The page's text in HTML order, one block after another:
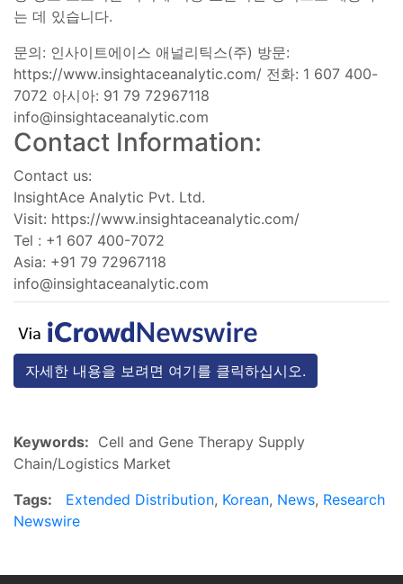
는 데 있습니다.
문의: 인사이트에이스 애널리틱스(주) 방문:
https://www.insightaceanalytic.com/ 전화: 1 607 400-
7072 아시아: 91 79 72967118
info@insightaceanalytic.com
Contact Information:
Contact us:
InsightAce Analytic Pvt. Ltd.
Visit: https://www.insightaceanalytic.com/
Tel : +1 607 400-7072
Asia: +91 79 72967118
info@insightaceanalytic.com
자세한 내용을 보려면 여기를 클릭하십시오.
Keywords: Cell and Gene Therapy Supply
Chain/Logistics Market
Tags:
Extended Distribution, Korean, News, Research
Newswire